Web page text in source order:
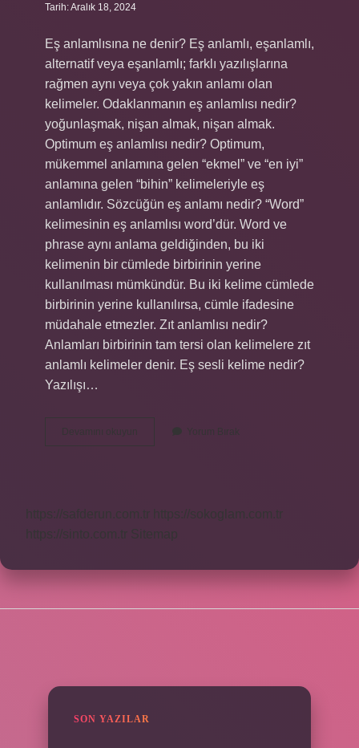
Tarih: Aralık 18, 2024
Eş anlamlısına ne denir? Eş anlamlı, eşanlamlı,
alternatif veya eşanlamlı; farklı yazılışlarına
rağmen aynı veya çok yakın anlamı olan
kelimeler. Odaklanmanın eş anlamlısı nedir?
yoğunlaşmak, nişan almak, nişan almak.
Optimum eş anlamlısı nedir? Optimum,
mükemmel anlamına gelen “ekmel” ve “en iyi”
anlamına gelen “bihin” kelimeleriyle eş
anlamlıdır. Sözcüğün eş anlamı nedir? “Word”
kelimesinin eş anlamlısı word’dür. Word ve
phrase aynı anlama geldiğinden, bu iki
kelimenin bir cümlede birbirinin yerine
kullanılması mümkündür. Bu iki kelime cümlede
birbirinin yerine kullanılırsa, cümle ifadesine
müdahale etmezler. Zıt anlamlısı nedir?
Anlamları birbirinin tam tersi olan kelimelere zıt
anlamlı kelimeler denir. Eş sesli kelime nedir?
Yazılışı…
Devamını okuyun
Kompleksin
Eş
Yorum Bırak
https://safderun.com.tr
https://sokoglam.com.tr
https://sinto.com.tr
Sitemap
SON YAZILAR